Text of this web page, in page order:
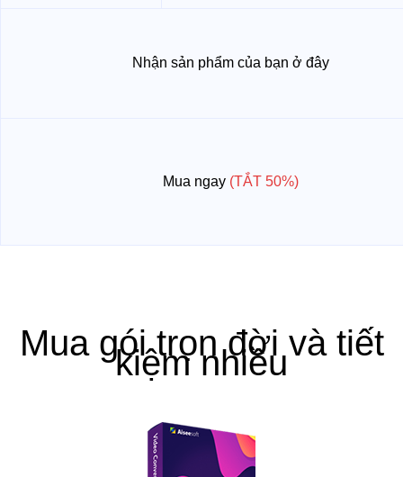
Nhận sản phẩm của bạn ở đây
Mua ngay (TẮT 50%)
Mua gói trọn đời và tiết
kiệm nhiều